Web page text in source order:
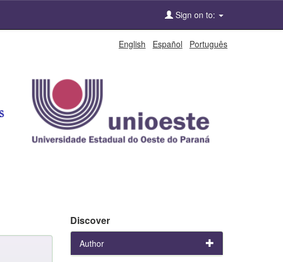
Sign on to:
English Español Português
Discover
Author